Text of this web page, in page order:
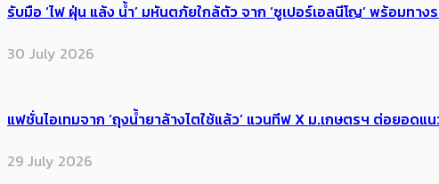
รับมือ ‘ไฟ ฝุ่น แล้ง น้ำ’ มหันตภัยใกล้ตัว จาก ‘ซูเปอร์เอลนีโญ’ พร้อมทา
30 July 2026
แฟชั่นไอเทมจาก ‘ถุงน้ำยาล้างไตใช้แล้ว’ แวนทีฟ X ม.เกษตรฯ ต่อยอด
29 July 2026